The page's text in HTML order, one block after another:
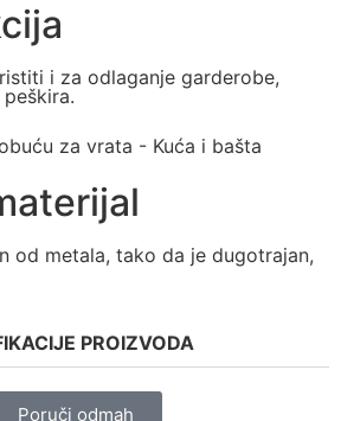
i za odlaganje garderobe,
od metala, tako da je dugotrajan,
PROIZVODA
Poruči odmah